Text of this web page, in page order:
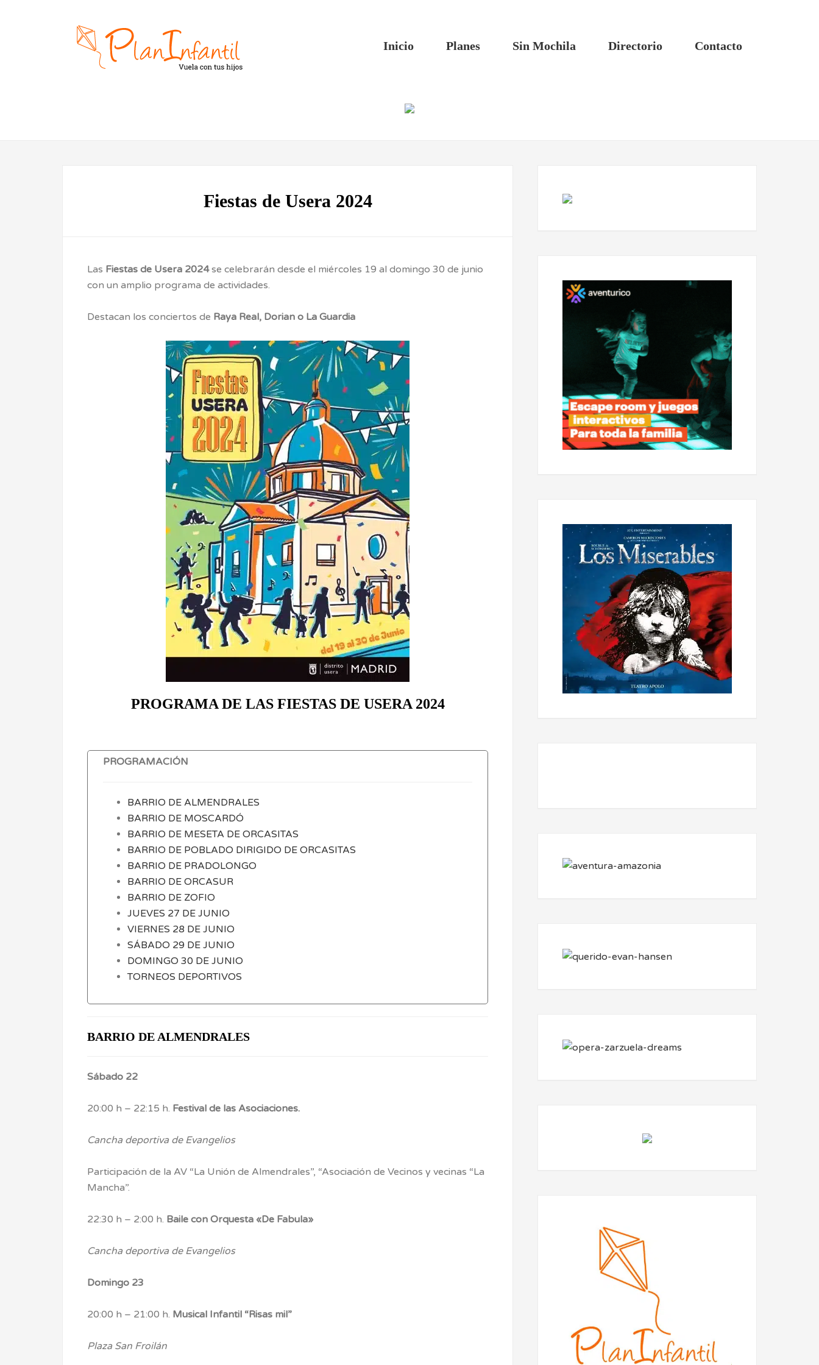
Inicio Planes Sin Mochila Directorio Contacto
Fiestas de Usera 2024
Las Fiestas de Usera 2024se celebrarán desde el miércoles 19 al domingo 30 de junio
con un amplio programa de actividades.
Destacan los conciertos de Raya Real, Dorian o La Guardia
PROGRAMA DE LAS FIESTAS DE USERA 2024
PROGRAMACIÓN
BARRIO DE ALMENDRALES
BARRIO DE MOSCARDÓ
BARRIO DE MESETA DE ORCASITAS
BARRIO DE POBLADO DIRIGIDO DE ORCASITAS
BARRIO DE PRADOLONGO
BARRIO DE ORCASUR
BARRIO DE ZOFIO
JUEVES 27 DE JUNIO
VIERNES 28 DE JUNIO
SÁBADO 29 DE JUNIO
DOMINGO 30 DE JUNIO
TORNEOS DEPORTIVOS
BARRIO DE ALMENDRALES
Sábado 22
20:00 h – 22:15 h. Festival de las Asociaciones.
Cancha deportiva de Evangelios
Participación de la AV “La Unión de Almendrales”, “Asociación de Vecinos y vecinas “La
Mancha”.
22:30 h – 2:00 h. Baile con Orquesta «De Fabula»
Cancha deportiva de Evangelios
Domingo 23
20:00 h – 21:00 h. Musical Infantil “Risas mil”
Plaza San Froilán